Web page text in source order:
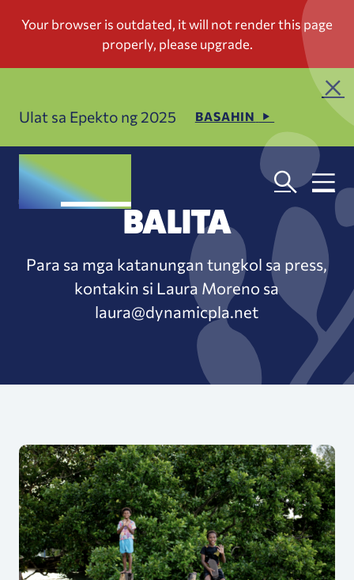
Ulat sa Epekto ng 2025 BASAHIN
BALITA
Para sa mga katanungan tungkol sa press,
kontakin si Laura Moreno sa
laura@dynamicpla.net
Revive Our Ocean Newsletter para sa Ika-2